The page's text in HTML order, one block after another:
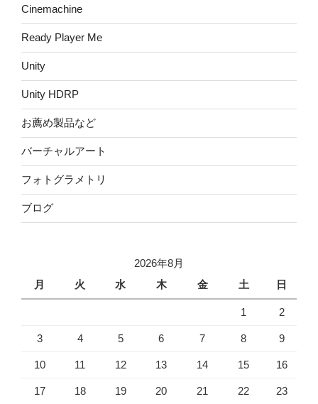
Cinemachine
Ready Player Me
Unity
Unity HDRP
お薦め製品など
バーチャルアート
フォトグラメトリ
ブログ
2026年8月
月
火 水 木 金 土 日
1 2
3 4 5 6 7 8 9
10 11 12 13 14 15 16
17 18 19 20 21 22 23